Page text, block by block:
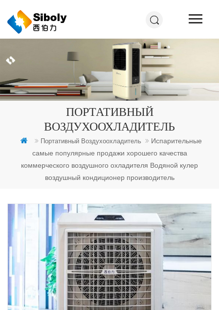
ПОРТАТИВНЫЙ
ВОЗДУХООХЛАДИТЕЛЬ
Портативный Воздухоохладитель
Испарительные
самые популярные продажи хорошего качества
коммерческого воздушного охладителя Водяной кулер
воздушный кондиционер производитель